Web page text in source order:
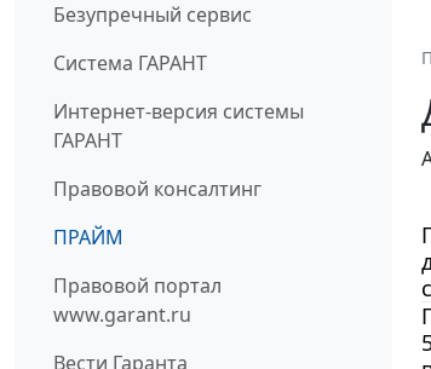
Безупречный сервис
Система ГАРАНТ
Интернет-версия системы
ГАРАНТ
Правовой консалтинг
ПРАЙМ
Правовой портал
www.garant.ru
Вести Гаранта